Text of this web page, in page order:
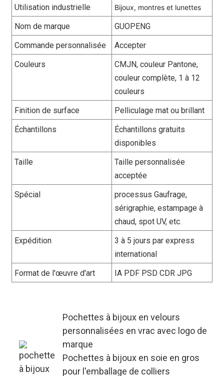
Utilisation industrielle Bijoux, montres et lunettes
Nom de marque
GUOPENG
Commande personnalisée
Accepter
Couleurs
CMJN, couleur Pantone,
couleur complète, 1 à 12
couleurs
Finition de surface
Pelliculage mat ou brillant
Échantillons
Échantillons gratuits
disponibles
Taille
Taille personnalisée
acceptée
Spécial
processus Gaufrage,
sérigraphie, estampage à
chaud, spot UV, etc.
Expédition
3 à 5 jours par express
international
Format de l'œuvre d'art
IA PDF PSD CDR JPG
Pochettes à bijoux en velours
personnalisées en vrac avec logo de
marque
Pochettes à bijoux en soie en gros
pour l'emballage de colliers